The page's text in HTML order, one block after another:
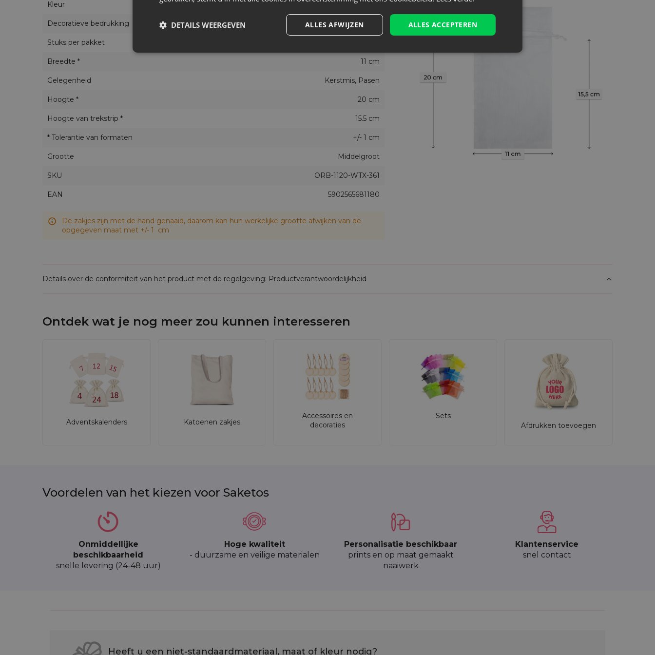
Kleur Wit
Decoratieve bedrukking
Stuks per pakket
Breedte * 11 cm
Gelegenheid Kerstmis, Pasen
Hoogte * 20 cm
Hoogte van trekstrip * 15.5 cm
* Tolerantie van formaten +/- 1 cm
Grootte Middelgroot
SKU ORB-1120-WTX-361
EAN 5902565681180
De zakjes zijn met de hand genaaid, daarom kan hun werkelijke grootte afwijken van de
opgegeven maat met +/- 1 cm
Details over de conformiteit van het product met de regelgeving: Productverantwoordelijkheid
Ontdek wat je nog meer zou kunnen interesseren
Adventskalenders Katoenen zakjes
Accessoires en
decoraties
Sets
Afdrukken toevoegen
Voordelen van het kiezen voor Saketos
Onmiddellijke
beschikbaarheid
snelle levering (24-48 uur)
Hoge kwaliteit
- duurzame en veilige materialen
Personalisatie beschikbaar
prints en op maat gemaakt
naaiwerk
Klantenservice
snel contact
Heeft u een niet-standaardmateriaal, maat of kleur nodig?
ALLES ACCEPTEREN
ALLES AFWIJZEN
DETAILS WEERGEVEN